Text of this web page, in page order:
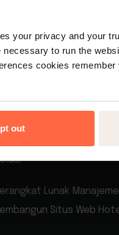
your privacy and your
necessary to run the
cookies
out
Lunak
Situs Web